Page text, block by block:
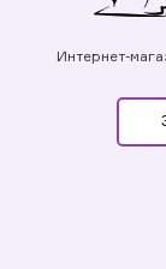
Интернет-